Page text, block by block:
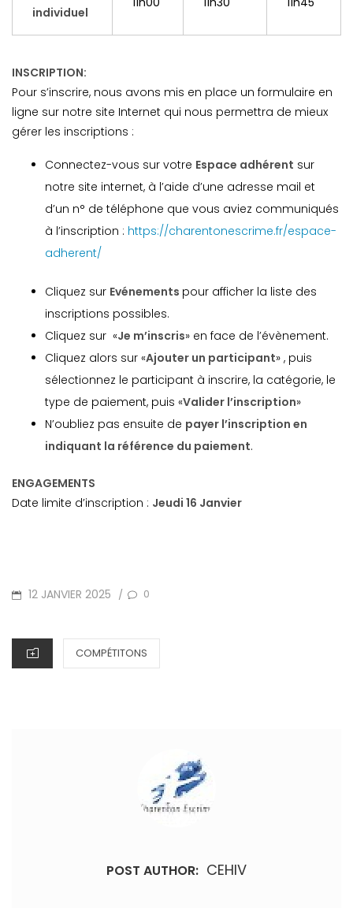
individuel
INSCRIPTION:
Pour s’inscrire, nous avons mis en place un formulaire en
ligne sur notre site Internet qui nous permettra de mieux
gérer les inscriptions :
Connectez-vous sur votre Espace adhérent sur
notre site internet, à l’aide d’une adresse mail et
d’un n° de téléphone que vous aviez communiqués
à l’inscription : https://charentonescrime.fr/espace-
adherent/
Cliquez sur Evénements pour afficher la liste des
inscriptions possibles.
Cliquez sur «Je m’inscris» en face de l’évènement.
Cliquez alors sur «Ajouter un participant» , puis
sélectionnez le participant à inscrire, la catégorie, le
type de paiement, puis «Valider l’inscription»
N’oubliez pas ensuite de payer l’inscription en
indiquant la référence du paiement.
ENGAGEMENTS
Date limite d’inscription : Jeudi 16 Janvier
POSTED
12 JANVIER 2025 / 0
CATEGORIES
COMPÉTITONS
POST AUTHOR: CEHIV